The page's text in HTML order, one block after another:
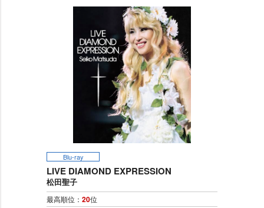
Blu-ray
LIVE DIAMOND EXPRESSION
松田聖子
最高順位： 20位